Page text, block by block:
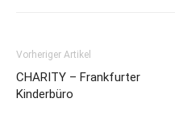
Vorheriger Artikel
CHARITY – Frankfurter
Kinderbüro